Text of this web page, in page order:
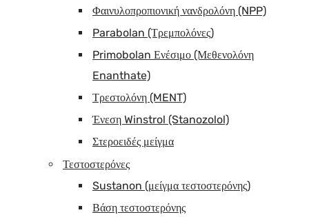
Φαινυλοπροπιονική νανδρολόνη (NPP)
Parabolan (Τρεμπολόνες)
Primobolan Ενέσιμο (Μεθενολόνη
Enanthate)
Τρεστολόνη (MENT)
Ένεση Winstrol (Stanozolol)
Στεροειδές μείγμα
Τεστοστερόνες
Sustanon (μείγμα τεστοστερόνης)
Βάση τεστοστερόνης